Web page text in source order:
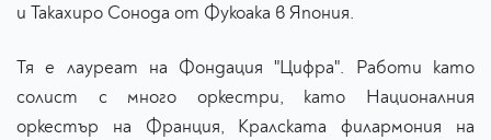
и Такахиро Сонода от Фукоака в Япония.
Тя е лауреат на Фондация "Цифра". Работи като
солист с много оркестри, като Националния
оркестър на Франция, Кралската филармония на